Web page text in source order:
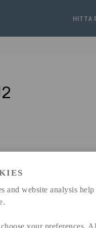
and website analysis
choose your preferences.
HITTA
DIMENSIONER